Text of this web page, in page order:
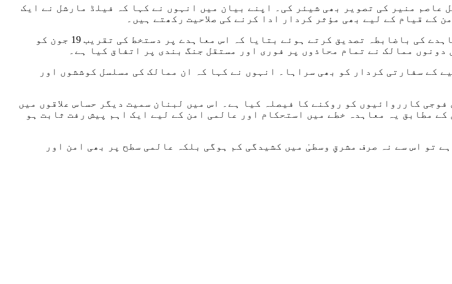
منیر کی تصویر بھی شیئر کی۔ اپنے بیان میں انہوں نے کہا کہ فیلڈ مارشل نے ایک
کے قیام کے لیے بھی مؤثر کردار ادا کرنے کی صلاحیت رکھتے ہیں۔
دوسری جانب وزیراعظم شہباز شریف نے ایران اور امریکا کے درمیان امن معاہدے کی باضابطہ تصدیق کرتے ہوئے بتایا کہ اس معاہدے پر دستخط کی تقریب 19 جون کو
ممالک نے تمام محاذوں پر فوری اور مستقل جنگ بندی پر اتفاق کیا ہے۔
کے سفارتی کردار کو بھی سراہا۔ انہوں نے کہا کہ ان ممالک کی مسلسل کوششوں اور
کارروائیوں کو روکنے کا فیصلہ کیا ہے۔ اس میں لبنان سمیت دیگر حساس علاقوں میں
مطابق یہ معاہدہ خطے میں استحکام اور عالمی امن کے لیے ایک اہم پیش رفت ثابت ہو
تو اس سے نہ صرف مشرقِ وسطیٰ میں کشیدگی کم ہوگی بلکہ عالمی سطح پر بھی امن اور